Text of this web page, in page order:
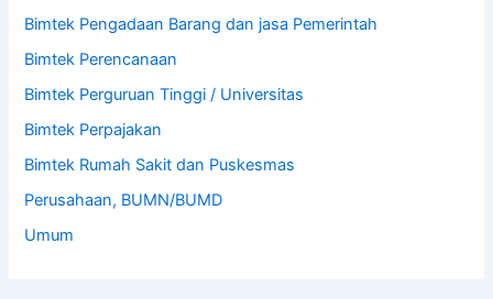
Bimtek Pengadaan Barang dan jasa Pemerintah
Bimtek Perencanaan
Bimtek Perguruan Tinggi / Universitas
Bimtek Perpajakan
Bimtek Rumah Sakit dan Puskesmas
Perusahaan, BUMN/BUMD
Umum